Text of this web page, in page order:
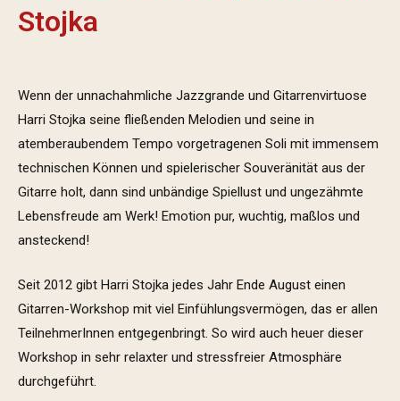
Stojka
Wenn der unnachahmliche Jazzgrande und Gitarrenvirtuose
Harri Stojka seine fließenden Melodien und seine in
atemberaubendem Tempo vorgetragenen Soli mit immensem
technischen Können und spielerischer Souveränität aus der
Gitarre holt, dann sind unbändige Spiellust und ungezähmte
Lebensfreude am Werk! Emotion pur, wuchtig, maßlos und
ansteckend!
Seit 2012 gibt Harri Stojka jedes Jahr Ende August einen
Gitarren-Workshop mit viel Einfühlungsvermögen, das er allen
TeilnehmerInnen entgegenbringt. So wird auch heuer dieser
Workshop in sehr relaxter und stressfreier Atmosphäre
durchgeführt.